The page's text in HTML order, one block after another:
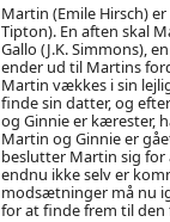
Martin (Emile Hirsch)
Tipton). En aften skal
Gallo (J.K. Simmons),
ender ud til Martins
Martin vækkes i sin
finde sin datter, og
og Ginnie er kærester,
Martin og Ginnie er
beslutter Martin sig for
endnu ikke selv er
modsætninger må nu
for at finde frem til